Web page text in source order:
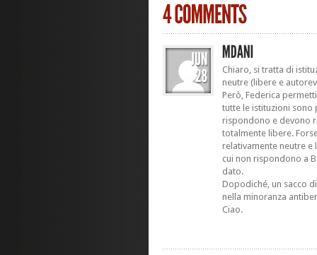
Chiaro, si tratta di
neutre (libere e
Però, Federica
tutte le istituzioni sono
rispondono e devono
totalmente libere.
relativamente neutre e
cui non rispondono a
dato.
Dopodiché, un sacco
nella minoranza
Ciao.